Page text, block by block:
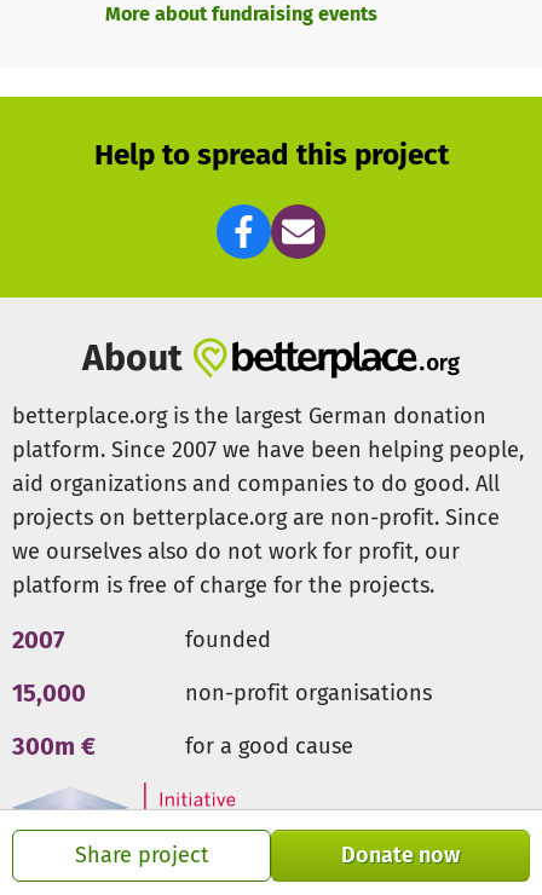
Share project Donate now
Pflegerische Betreuung im stationären Hospiz
Malen, Basteln, Kochen, Spiele-Rallye, Wellness aber
auch Ausflügen gefüllt
Die ganze Familie im Blick
Den weiteren Familienmitglieder bieten wir
Kreativangebote oder Ausflüge geplant. Manchmal
genießen sie auch nur die Ruhe in unserem schönen
Garten oder in den Apartments mit eigener Terrasse. Es ist
Zeit für Gespräche, in denen sie ihre Sorgen und Ängste
nennen, wie z. B. die Trauer. Trauer um das erkrankte Kind
beginnt mit der Diagnose und dem Wissen, dass es kein
hohes Lebensalter erreichen wird. Ein Gedanke, den
betroffene Eltern und alle Familienangehörigen stets mit
sich tragen und aushalten müssen. In Gesprächen und
speziellen Angeboten wie der Atemtherapie geben wir
den Sorgen und Ängsten einen Raum, der hilft, den Alltag
Den gesunden Geschwister gilt unsere besondere
gesunden Geschwisterkinder zum erkrankten Kind. Aber
ihr Leben ist auch von steter Rücksichtnahme und
Unterstützung in der Pflege geprägt, was sich auf die
persönliche Entwicklung auswirkt. Wir ermöglichen ihnen
einen Austausch mit Gleichgesinnten und geben Ihnen
More about fundraising events
Help to spread this project
About
betterplace.org is the largest German donation
platform. Since 2007 we have been helping people,
aid organizations and companies to do good. All
projects on betterplace.org are non-profit. Since
we ourselves also do not work for profit, our
platform is free of charge for the projects.
2007 founded
15,000 non-profit organisations
300m € for a good cause